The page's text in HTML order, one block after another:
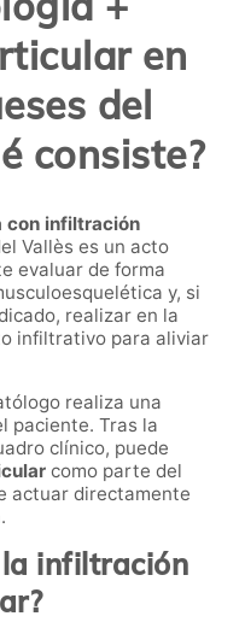
en
del
consiste?
con infiltración
Vallès es un acto
evaluar de forma
y, si
realizar en la
infiltrativo para aliviar
realiza una
paciente. Tras la
clínico, puede
como parte del
actuar directamente
la infiltración